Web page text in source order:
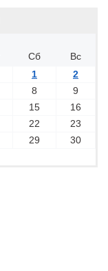
Сб
Вс
1
2
8
9
15
16
22
23
29
30